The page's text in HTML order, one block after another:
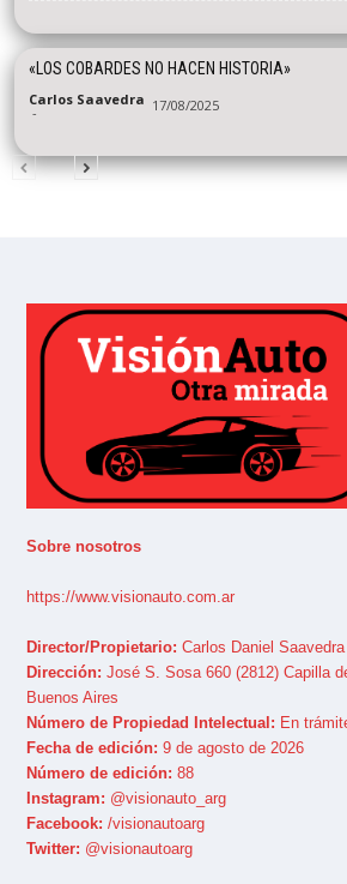
«LOS COBARDES NO HACEN HISTORIA»
Carlos Saavedra
- 17/08/2025
Sobre nosotros
https://www.visionauto.com.ar
Director/Propietario: Carlos Daniel Saavedra
Dirección: José S. Sosa 660 (2812) Capilla
Buenos Aires
Número de Propiedad Intelectual: En
Fecha de edición: 9 de agosto de 2026
Número de edición: 88
Instagram: @visionauto_arg
Facebook: /visionautoarg
Twitter: @visionautoarg